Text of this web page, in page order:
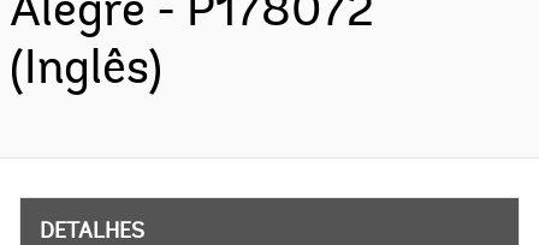
Alegre - P178072
(Inglês)
DETALHES